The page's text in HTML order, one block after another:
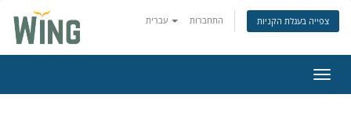
התחברות צפייה בעגלת הקניות